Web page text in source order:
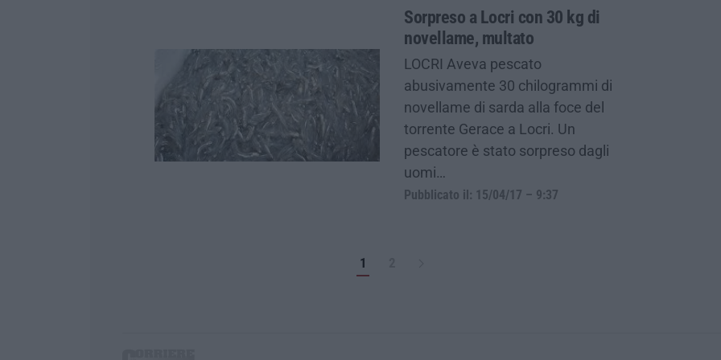
Sorpreso a Locri con 30 kg di
novellame, multato
LOCRI Aveva pescato
abusivamente 30 chilogrammi di
novellame di sarda alla foce del
torrente Gerace a Locri. Un
pescatore è stato sorpreso dagli
uomi…
Pubblicato il: 15/04/17 – 9:37
1